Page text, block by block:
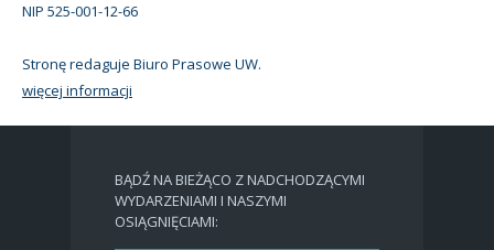
NIP 525-001-12-66
Stronę redaguje Biuro Prasowe UW.
więcej informacji
BĄDŹ NA BIEŻĄCO Z NADCHODZĄCYMI
WYDARZENIAMI I NASZYMI
OSIĄGNIĘCIAMI: